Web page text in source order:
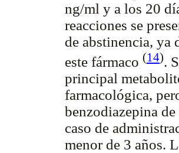
ng/ml y a los 20
reacciones se
de abstinencia, ya
este fármaco (14).
principal
farmacológica,
benzodiazepina
caso de
menor de 3 años.